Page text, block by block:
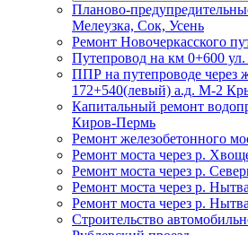
Планово-
Мелеузка, Сок, Усень
Ремонт Новочеркасского
Путепровод на км 0+600 ул.
ППР на путепроводе через
172+540(левый) а.д. М-2
Капитальный ремонт
Киров-Пермь
Ремонт железобетонного
Ремонт моста через р.
Ремонт моста через р.
Ремонт моста через р. Нытва
Ремонт моста через р. Нытва
Строительство